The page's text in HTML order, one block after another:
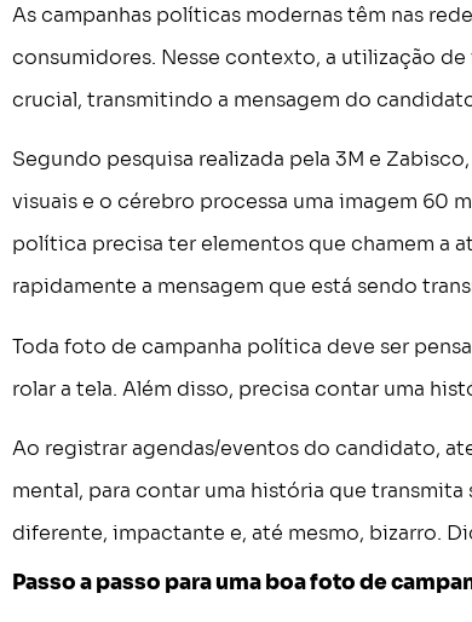
As campanhas políticas modernas têm nas
consumidores. Nesse contexto, a utilização
crucial, transmitindo a mensagem do
Segundo pesquisa realizada pela 3M e
visuais e o cérebro processa uma imagem 60
política precisa ter elementos que chamem a
rapidamente a mensagem que está sendo
Toda foto de campanha política deve ser
rolar a tela. Além disso, precisa contar uma
Ao registrar agendas/eventos do candidato,
mental, para contar uma história que
diferente, impactante e, até mesmo, bizarro.
Passo a passo para uma boa foto de